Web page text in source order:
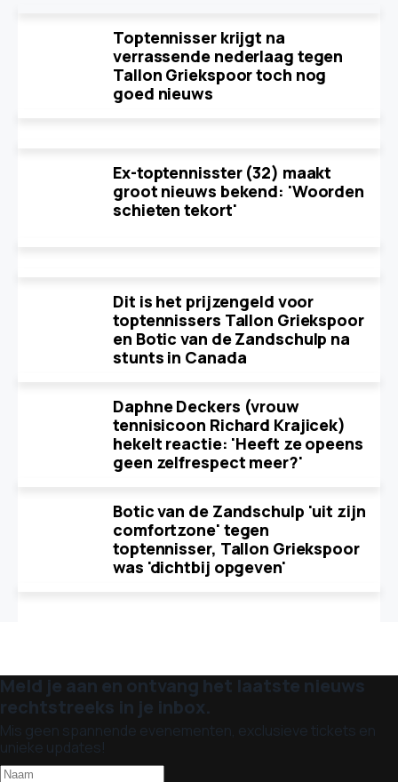
Toptennisser krijgt na
verrassende nederlaag tegen
Tallon Griekspoor toch nog
goed nieuws
Ex-toptennisster (32) maakt
groot nieuws bekend: 'Woorden
schieten tekort'
Dit is het prijzengeld voor
toptennissers Tallon Griekspoor
en Botic van de Zandschulp na
stunts in Canada
Daphne Deckers (vrouw
tennisicoon Richard Krajicek)
hekelt reactie: 'Heeft ze opeens
geen zelfrespect meer?'
Botic van de Zandschulp 'uit zijn
comfortzone' tegen
toptennisser, Tallon Griekspoor
was 'dichtbij opgeven'
Meld je aan en ontvang het laatste nieuws
rechtstreeks in je inbox.
Mis geen spannende evenementen, exclusieve tickets en
unieke updates!